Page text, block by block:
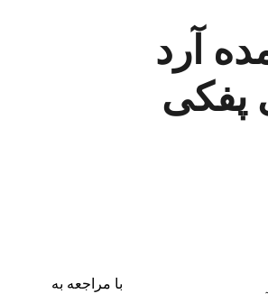
آرد
پفکی
با مراجعه به